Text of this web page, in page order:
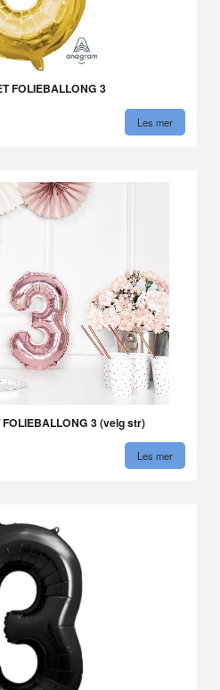
FOLIEBALLONG 3
Les mer
FOLIEBALLONG 3 (velg str)
Les mer